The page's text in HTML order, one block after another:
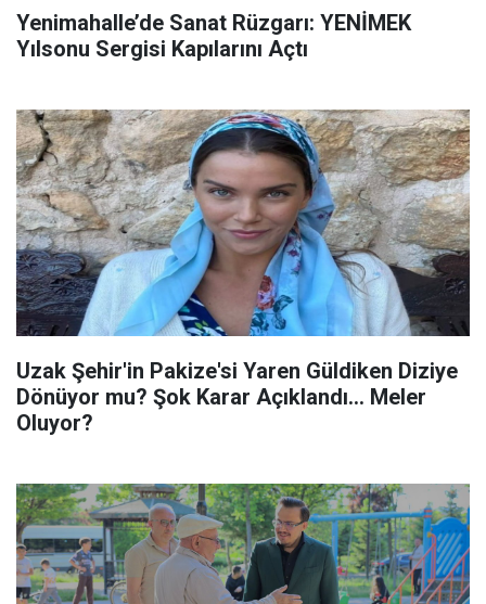
Yenimahalle’de Sanat Rüzgarı: YENİMEK
Yılsonu Sergisi Kapılarını Açtı
Uzak Şehir'in Pakize'si Yaren Güldiken Diziye
Dönüyor mu? Şok Karar Açıklandı... Meler
Oluyor?